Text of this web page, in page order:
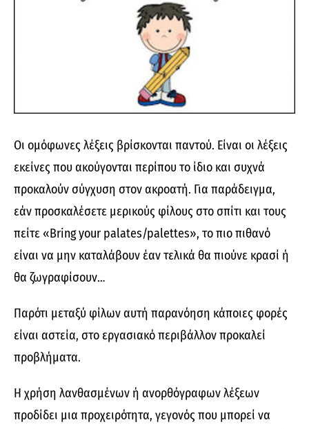
Οι ομόφωνες λέξεις βρίσκονται παντού. Είναι οι λέξεις
εκείνες που ακούγονται περίπου το ίδιο και συχνά
προκαλούν σύγχυση στον ακροατή. Για παράδειγμα,
εάν προσκαλέσετε μερικούς φίλους στο σπίτι και τους
πείτε «Bring your palates/palettes», το πιο πιθανό
είναι να μην καταλάβουν έαν τελικά θα πιούνε κρασί ή
θα ζωγραφίσουν…
Παρότι μεταξύ φίλων αυτή παρανόηση κάποιες φορές
είναι αστεία, στο εργασιακό περιβάλλον προκαλεί
προβλήματα.
Η χρήση λανθασμένων ή ανορθόγραφων λέξεων
προδίδει μια προχειρότητα, γεγονός που μπορεί να